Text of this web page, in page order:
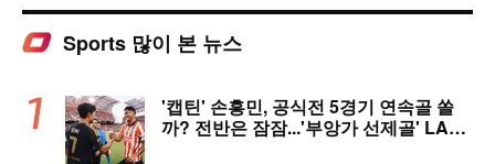
Sports 많이 본 뉴스
'캡틴' 손흥민, 공식전 5경기 연속골 쏠
까? 전반은 잠잠...'부앙가 선제골' LAF